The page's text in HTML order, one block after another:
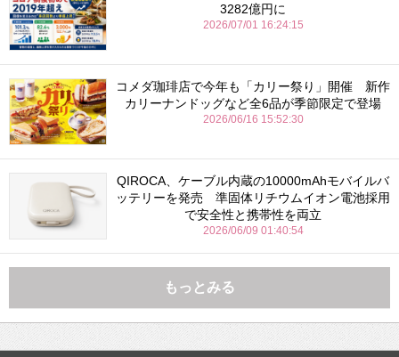
3282億円に
2026/07/01 16:24:15
コメダ珈琲店で今年も「カリー祭り」開催 新作
カリーナンドッグなど全6品が季節限定で登場
2026/06/16 15:52:30
QIROCA、ケーブル内蔵の10000mAhモバイルバ
ッテリーを発売 準固体リチウムイオン電池採用
で安全性と携帯性を両立
2026/06/09 01:40:54
もっとみる